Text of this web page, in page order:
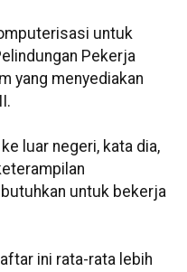
untuk
Pekerja
yang menyediakan
luar negeri, kata dia,
untuk bekerja
ini rata-rata lebih